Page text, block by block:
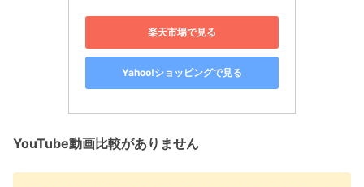
楽天市場で見る
Yahoo!ショッピングで見る
YouTube動画比較がありません